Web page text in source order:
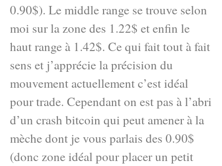
0.90$). Le middle range se trouve selon
moi sur la zone des 1.22$ et enfin le
haut range à 1.42$. Ce qui fait tout à fait
sens et j’apprécie la précision du
mouvement actuellement c’est idéal
pour trade. Cependant on est pas à l’abri
d’un crash bitcoin qui peut amener à la
mèche dont je vous parlais des 0.90$
(donc zone idéal pour placer un petit